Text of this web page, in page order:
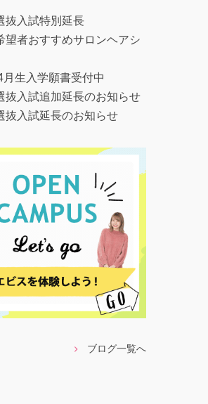
抜入試特別延長
望者おすすめサロンヘアシ
月生入学願書受付中
抜入試追加延長のお知らせ
抜入試延長のお知らせ
ブログ一覧へ